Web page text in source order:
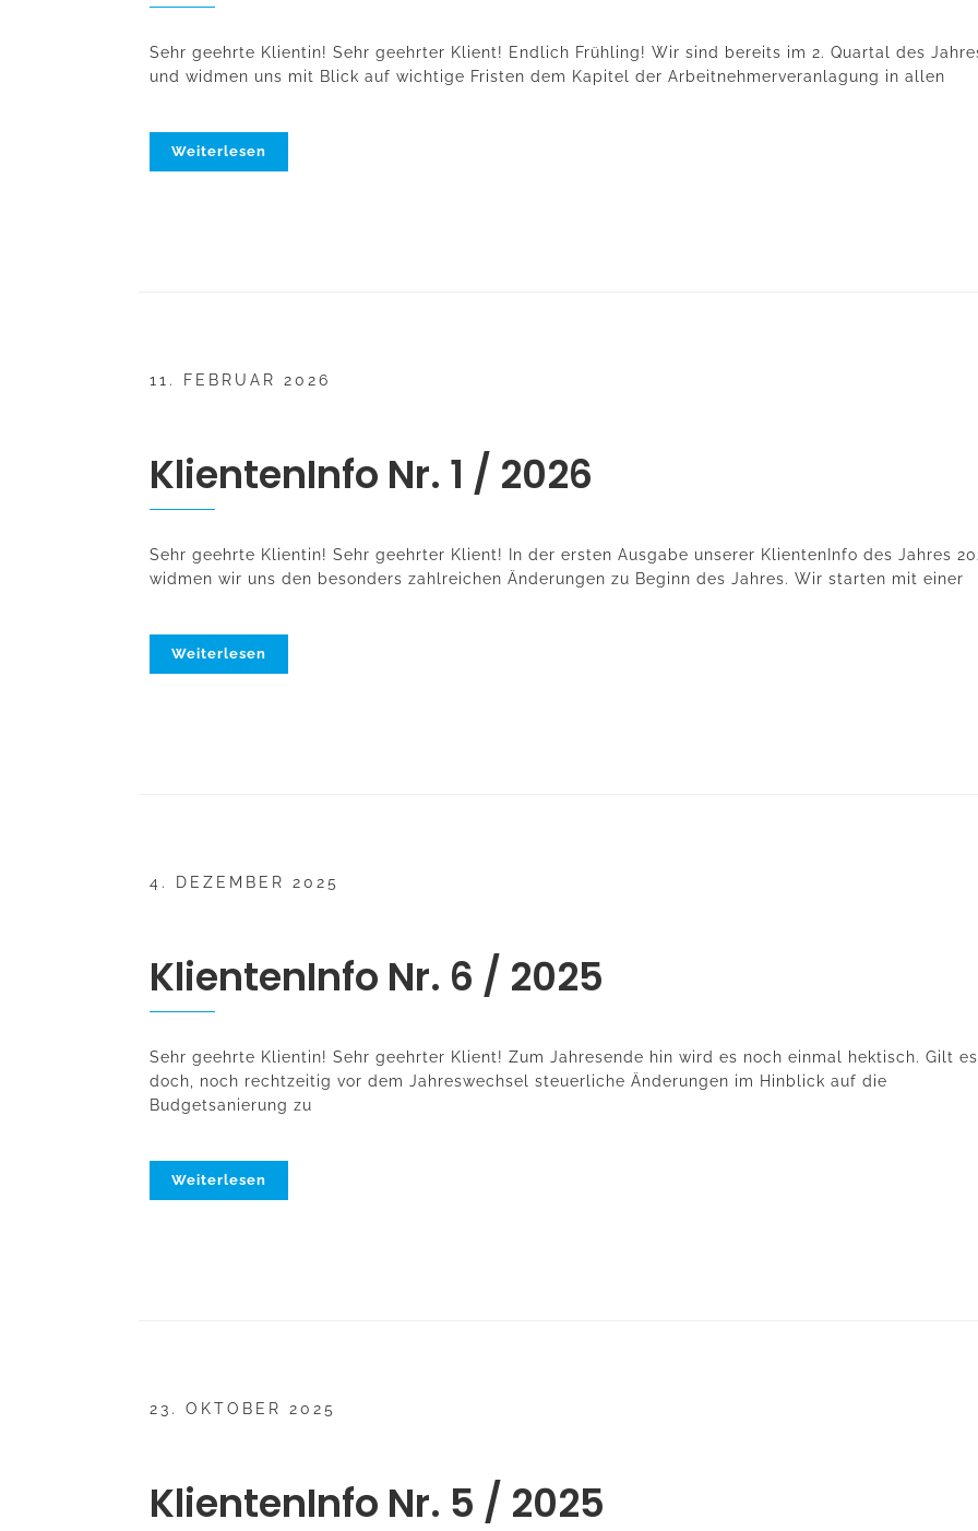
Sehr geehrte Klientin! Sehr geehrter Klient! Endlich Frühling! Wir sind bereits im 2. Quartal des
und widmen uns mit Blick auf wichtige Fristen dem Kapitel der Arbeitnehmerveranlagung in allen
Weiterlesen
11. FEBRUAR 2026
KlientenInfo Nr. 1 / 2026
Sehr geehrte Klientin! Sehr geehrter Klient! In der ersten Ausgabe unserer KlientenInfo des Jahres
widmen wir uns den besonders zahlreichen Änderungen zu Beginn des Jahres. Wir starten mit einer
Weiterlesen
4. DEZEMBER 2025
KlientenInfo Nr. 6 / 2025
Sehr geehrte Klientin! Sehr geehrter Klient! Zum Jahresende hin wird es noch einmal hektisch. Gilt es
doch, noch rechtzeitig vor dem Jahreswechsel steuerliche Änderungen im Hinblick auf die
Budgetsanierung zu
Weiterlesen
23. OKTOBER 2025
KlientenInfo Nr. 5 / 2025